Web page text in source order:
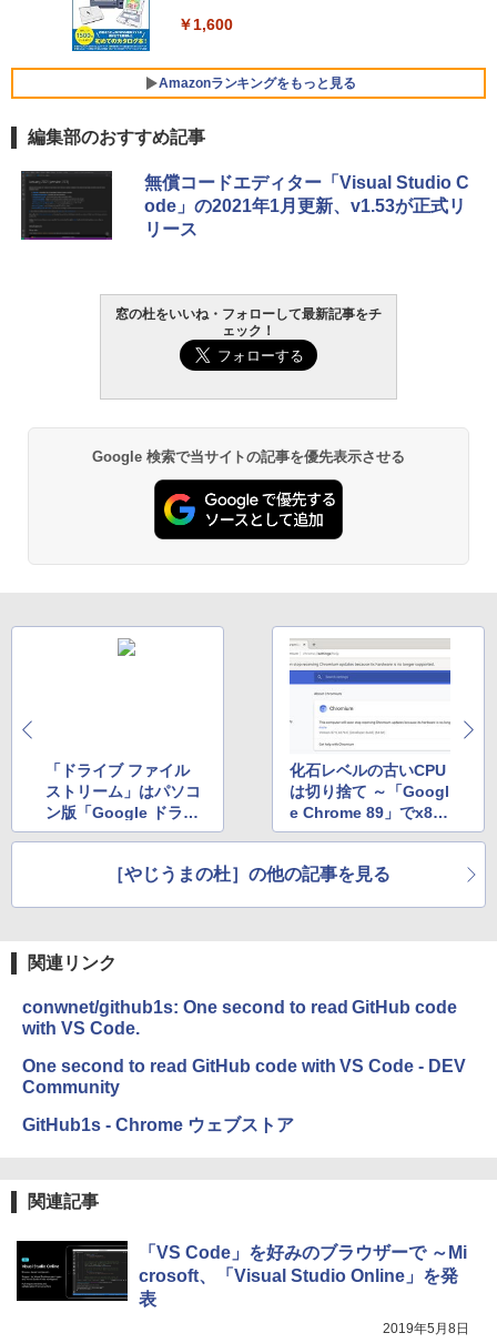
ersonal/Copilotキー搭載/Win 11/15.6型/
Core i5/16GB/SSD 512GB/ホワイト) FM
VWK3E15W_AZ
￥139,880
￥1,600
Amazonランキングをもっと見る
Amazon Kindle - 目に優しい、かさばら
ない、大きな画面で読みやすい、6週間持
続バッテリー、6インチディスプレイ電子
書籍リーダー、マッチャ、16GB、広告な
￥16,980
Kindle Paperwhite シグニチャーエディ
ション (32GB) 7インチディスプレイ、明
ブラック
Amazon Kindle Paperwhite (16GB) 7イ
￥22,980
Amazon Kindle Colorsoft | 16GBストレ
ージ、防水、7インチカラーディスプレ
イ、色調調節ライト、最大8週間持続バッ
テリー、広告無し、ブラック (2025年発
売)
￥31,980
New Amazon Kindle Scribe Colorsoft |
レージ、ノート機能搭載、明るさ自動調
編集部のおすすめ記事
無償コードエディター「Visual Studio C
ode」の2021年1月更新、v1.53が正式リ
リース
窓の杜をいいね・フォローして最新記事をチ
ェック！
Google 検索で当サイトの記事を優先表示させる
「ドライブ ファイル
ストリーム」はパソコ
ン版「Google ドライ
ブ」に ～今年後半に一
化石レベルの古いCPU
は切り捨て ～「Googl
e Chrome 89」でx86
版はSSE3命令が必須
［やじうまの杜］の他の記事を見る
関連リンク
conwnet/github1s: One second to read GitHub code
with VS Code.
One second to read GitHub code with VS Code - DEV
Community
GitHub1s - Chrome ウェブストア
関連記事
「VS Code」を好みのブラウザーで ～Mi
crosoft、「Visual Studio Online」を発
表
2019年5月8日